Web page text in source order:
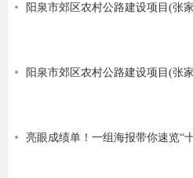
阳泉市郊区农村公路建设项目(张
阳泉市郊区农村公路建设项目(张
亮眼成绩单！一组海报带你速览“